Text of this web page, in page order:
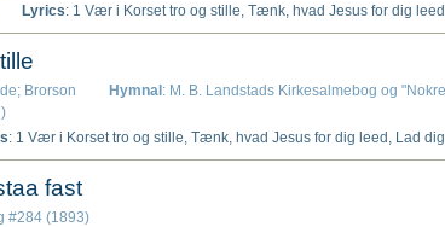
Lyrics: 1 Vær i Korset tro og stille, Tænk, hvad Jesus for dig leed, Lad dig ingen Jammer skille Fra hans store Kjærlighed! Tænk, hvor mangen Vei han gik, Før han dig tilbage fik! Da fra ham du vendte Hjertet, Om det ikke ham har smertet! 2 Vær dog tro i Troens Stride, Uforandret, uforsagt, (Fast paa Jesus kan du lide) At du fra den visse Pagt, Som du har i Daaben gjort, Aldrig, aldrig viger bort, Men arbeider alle Dage Til din Jesus at behage! 3 Vær dog tro i Kjærligheden Til din Gud af ganske Sjæl, Elsk din Næste, og isteden Fro hans Brede und han vel! Tænk,hvor jesus bad for dem, Som ham pinte hvert et Lem! Tænk, Gud vil din synd tilgive! Saadan maa du ogsaa blive. 4 Vær dog tro i Haab at vinde! Kon du ingen Udgang se, Gud kan snart et Middel finde Til at ende al din Ve. Haab kun stadig, Gud er her, Som dig har af Hjertet kjær, Haab, at Gud din Sag vil fremme, Haabet skal dig ei beskjæmme! 5 Vær dog tro i Dødsens Dale, Det er dog den sidste Strid, Det
Brorson Hymnal: M. B. Landstads Kirkesalmebog og
: 1 Vær i Korset tro og stille, Tænk, hvad Jesus for dig leed, Lad dig ingen Jammer skille Fra hans store Kjærlighed! Tænk, hvor mangen Vei han gik, Før han dig tilbage fik! Da fra ham du vendte Hjertet, Om det ikke ham har smertet! 2 Vær dog tro i Troens Stride, Uforandret, uforsagt, (Fast paa Jesus kan du lide) At du fra den visse Pagt, Som du har i Daaben gjort, Aldrig, aldrig viger bort, Men arbeider alle Dage Til din Jesus at behage! 3 Vær dog tro i Kjærligheden Til din Gud af ganske Sjæl, Elsk din Næste, og isteden For hans Brede und han vel! Tænk, hvor Jesus bad for dem, Som ham pinte hvert et Lem! Tænk, Gud vil din Synd tilgive! Saadan maa du ogsaa blive. 4 Vær dog tro i Haab at vinde! Kon du ingen Udgang se, Gud kan snart et Middel finde Til at ende al din Ve. Haab kun stadig, Gud er her, Som dig har af Hjertet kjær, Haab, at Gud din Sag vil fremme, Haabet skal dig ei beskjæmme! 5 Vær dog tro i Dødsens Dale, Det er dog den sidste Strid, Det er dog saa kort en Dvale, Og saa stor en
fast
#284 (1893)